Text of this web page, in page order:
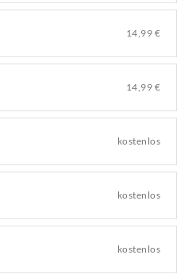
14,99 €
14,99 €
kostenlos
kostenlos
kostenlos